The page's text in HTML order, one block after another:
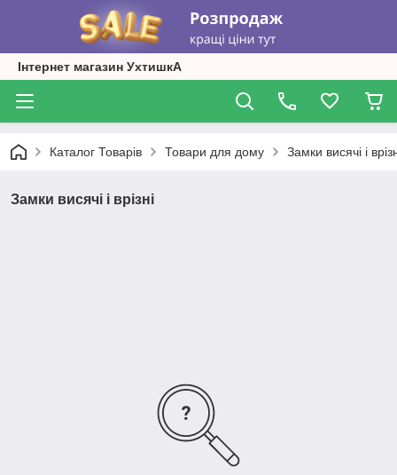
Інтернет магазин УхтишкА
Каталог Товарів Товари для дому Замки висячі і
Замки висячі і врізні